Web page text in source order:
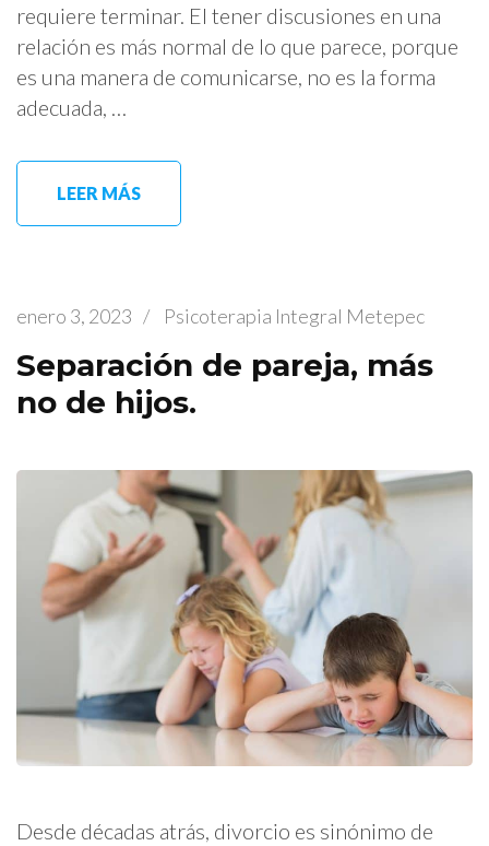
requiere terminar. El tener discusiones en una
relación es más normal de lo que parece, porque
es una manera de comunicarse, no es la forma
adecuada, …
LEER MÁS
enero 3, 2023 / Psicoterapia Integral Metepec
Separación de pareja, más
no de hijos.
Desde décadas atrás, divorcio es sinónimo de